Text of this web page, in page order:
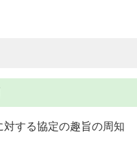
する協定の趣旨の周知